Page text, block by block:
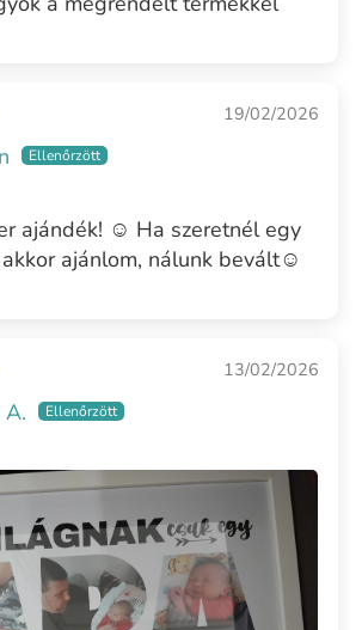
19/02/2026
ajándék! ☺️ Ha szeretnél egy
ajánlom, nálunk bevált☺️
13/02/2026
A.